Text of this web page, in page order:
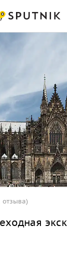
отзыва)